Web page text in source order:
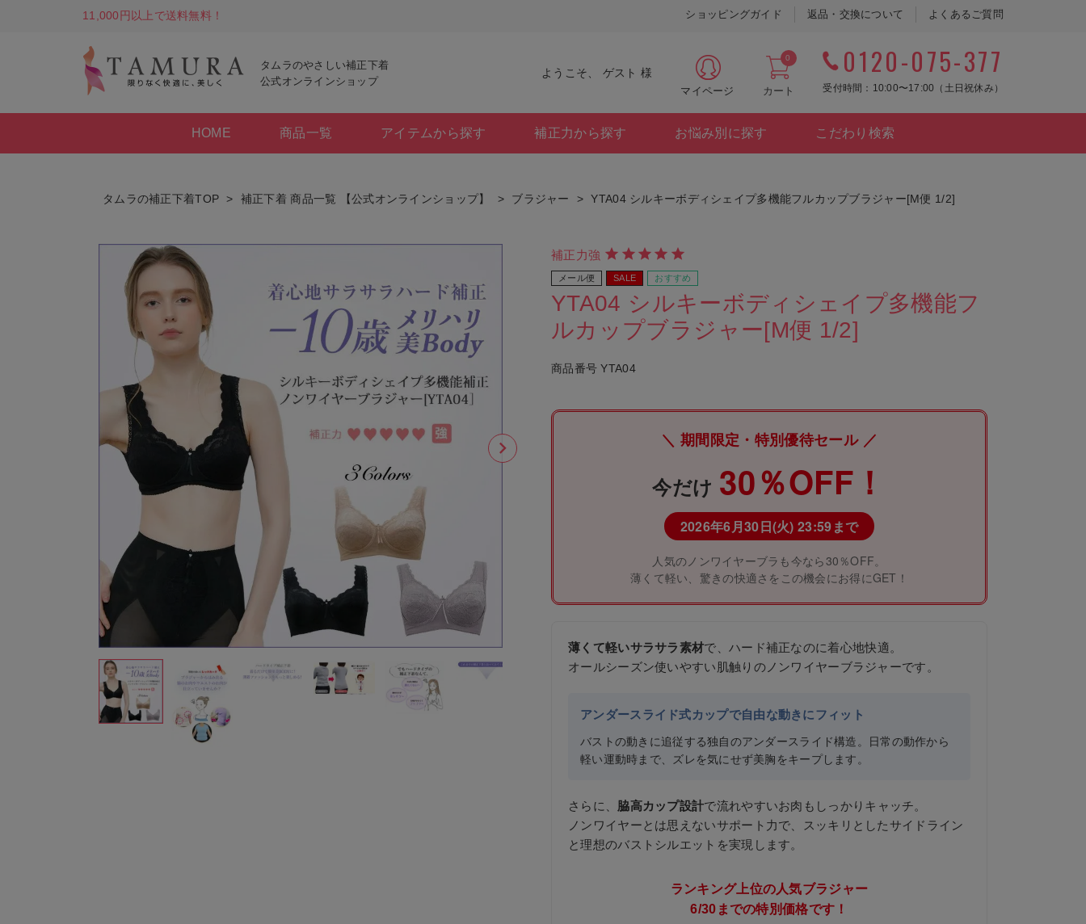
11,000円以上で送料無料！
タムラのやさしい補正下着
公式オンラインショップ
ようこそ、 ゲスト 様
マイページ カート
0 0120-075-377
受付時間：10:00〜17:00（土日祝休み）
ショッピングガイド 返品・交換について よくあるご質問
HOME 商品一覧 アイテムから探す 補正力から探す お悩み別に探す こだわり検索
タムラの補正下着TOP 補正下着 商品一覧 【公式オンラインショップ】 ブラジャー YTA04 シルキーボディシェイプ多機能フルカップブラジャー[M便 1/2]
補正力強
メール便 SALE おすすめ
YTA04 シルキーボディシェイプ多機能フ
ルカップブラジャー[M便 1/2]
商品番号 YTA04
＼ 期間限定・特別優待セール ／
今だけ 30％OFF！
2026年6月30日(火) 23:59まで
人気のノンワイヤーブラも今なら30％OFF。
薄くて軽い、驚きの快適さをこの機会にお得にGET！
薄くて軽いサラサラ素材で、ハード補正なのに着心地快適。
オールシーズン使いやすい肌触りのノンワイヤーブラジャーです。
アンダースライド式カップで自由な動きにフィット
バストの動きに追従する独自のアンダースライド構造。日常の動作から
軽い運動時まで、ズレを気にせず美胸をキープします。
さらに、 脇高カップ設計で流れやすいお肉もしっかりキャッチ。
ノンワイヤーとは思えないサポート力で、スッキリとしたサイドライン
と理想のバストシルエットを実現します。
ランキング上位の人気ブラジャー
6/30までの特別価格です！